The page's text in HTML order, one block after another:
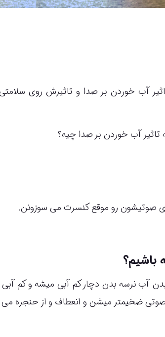
آب خوردن بر صدا و تاثیرش روی
آب خوردن بر صدا چیه؟
صوتیشون رو موقع کنسرت می سوزونن.
باشیم؟
آب نرسه بدن دچار کم آبی میشه و کم
ضخیمتر میشن و انعطاف و از حنجره